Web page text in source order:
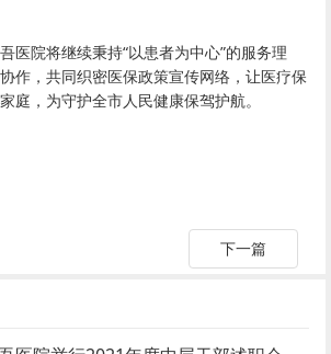
医院将继续秉持“以患者为中心”的服务理
作，共同织密医保政策宣传网络，让医疗保
庭，为守护全市人民健康保驾护航。
下一篇